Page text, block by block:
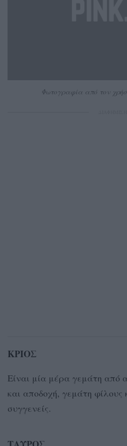
Φωτογραφία από τον
ΚΡΙΟΣ
Είναι μία μέρα γεμάτη από
και αποδοχή, γεμάτη φίλους
συγγενείς.